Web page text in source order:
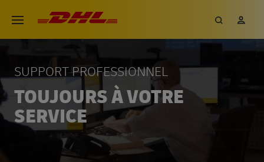
Ouvrir le menu
DHL eCommerce, aller à la
TOUJOURS À VOTRE
SERVICE
SUPPORT PROFESSIONNEL